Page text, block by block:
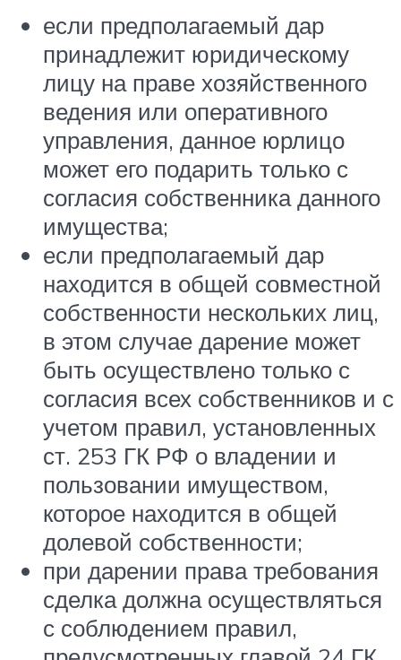
если предполагаемый дар
принадлежит юридическому
лицу на праве хозяйственного
ведения или оперативного
управления, данное юрлицо
может его подарить только с
согласия собственника данного
имущества;
если предполагаемый дар
находится в общей совместной
собственности нескольких лиц,
в этом случае дарение может
быть осуществлено только с
согласия всех собственников и с
учетом правил, установленных
ст. 253 ГК РФ о владении и
пользовании имуществом,
которое находится в общей
долевой собственности;
при дарении права требования
сделка должна осуществляться
с соблюдением правил,